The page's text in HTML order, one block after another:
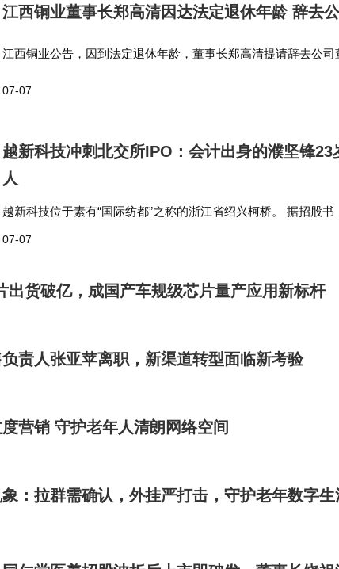
江西铜业董事长郑高清因达法定退休年龄 辞去
江西铜业公告，因到法定退休年龄，董事长郑高清提请辞去公
07-07
越新科技冲刺北交所IPO：会计出身的濮坚锋
人
越新科技位于素有“国际纺都”之称的浙江省绍兴柯桥。 据招股
07-07
出货破亿，成国产车规级芯片量产应用新标杆
责人张亚苹离职，新渠道转型面临新考验
营销 守护老年人清朗网络空间
：拉群需确认，外挂严打击，守护老年数字生